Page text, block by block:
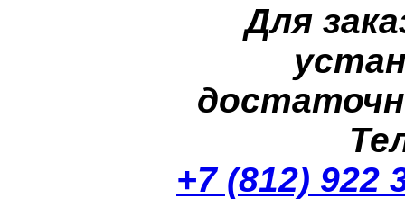
Для
+7 (812) 922